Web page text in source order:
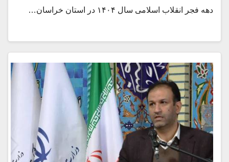
دهه فجر انقلاب اسلامی سال ۱۴۰۴ در استان خراسان…